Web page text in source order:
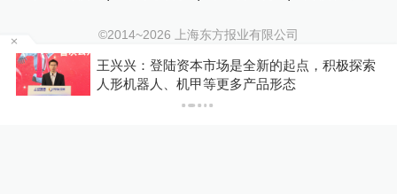
王兴兴：登陆资本市场是全新的起点，积极探索
人形机器人、机甲等更多产品形态
©2014~2026 上海东方报业有限公司
沪ICP证：沪B2-20170116 | 沪ICP备14003370号
互联网新闻信息服务许可证：31120170006
沪公网安备 31010602000299号